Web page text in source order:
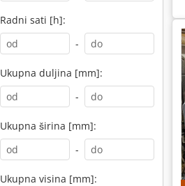
Radni sati [h]:
-
Ukupna duljina [mm]:
-
Ukupna širina [mm]:
-
Ukupna visina [mm]: